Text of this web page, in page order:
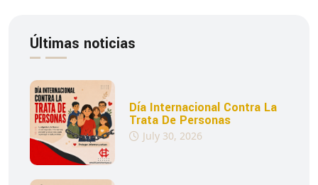
Últimas noticias
Día Internacional Contra La
Trata De Personas
July 30, 2026